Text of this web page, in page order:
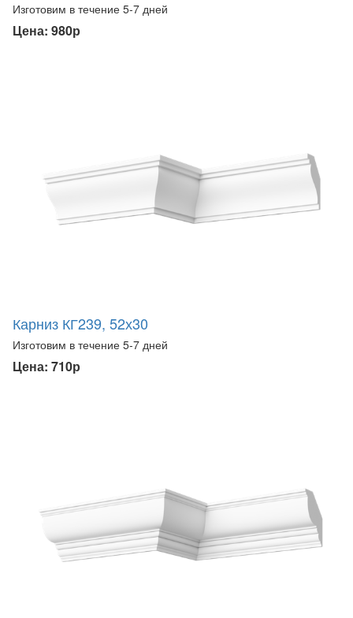
Изготовим в течение 5-7 дней
Цена: 980р
Карниз КГ239, 52х30
Изготовим в течение 5-7 дней
Цена: 710р